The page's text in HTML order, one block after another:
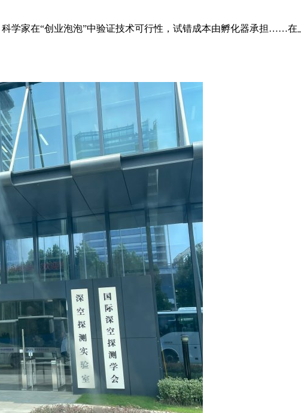
学家在“创业泡泡”中验证技术可行性，试错成本由孵化器承担……